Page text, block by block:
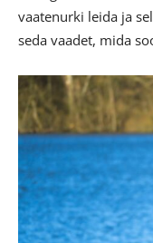
vaatenurki leida ja
seda vaadet, mida